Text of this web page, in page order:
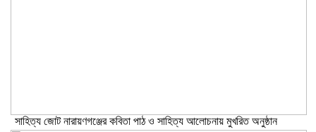
সাহিত্য জোট নারায়ণগঞ্জের কবিতা পাঠ ও সাহিত্য আলোচনায় মুখরিত অনুষ্ঠান